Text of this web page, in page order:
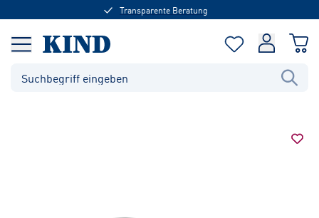
Transparente Beratung